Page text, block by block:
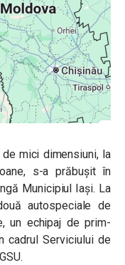
mici dimensiuni, la
s-a prăbușit în
Municipiul Iași. La
autospeciale de
un echipaj de prim-
cadrul Serviciului de